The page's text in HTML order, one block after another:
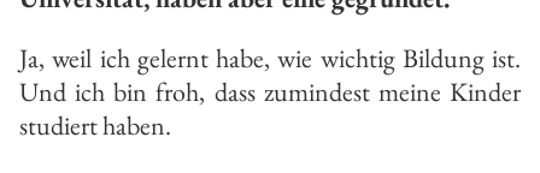
Ja, weil ich gelernt habe, wie wichtig Bildung ist.
Und ich bin froh, dass zumindest meine Kinder
studiert haben.